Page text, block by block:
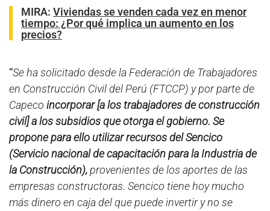
MIRA: Viviendas se venden cada vez en menor
tiempo: ¿Por qué implica un aumento en los
precios?
“Se ha solicitado desde la Federación de Trabajadores
en Construcción Civil del Perú (FTCCP) y por parte de
Capeco incorporar [a los trabajadores de construcción
civil] a los subsidios que otorga el gobierno. Se
propone para ello utilizar recursos del Sencico
(Servicio nacional de capacitación para la Industria de
la Construcción),provenientes de los aportes de las
empresas constructoras. Sencico tiene hoy mucho
más dinero en caja del que puede invertir y no se